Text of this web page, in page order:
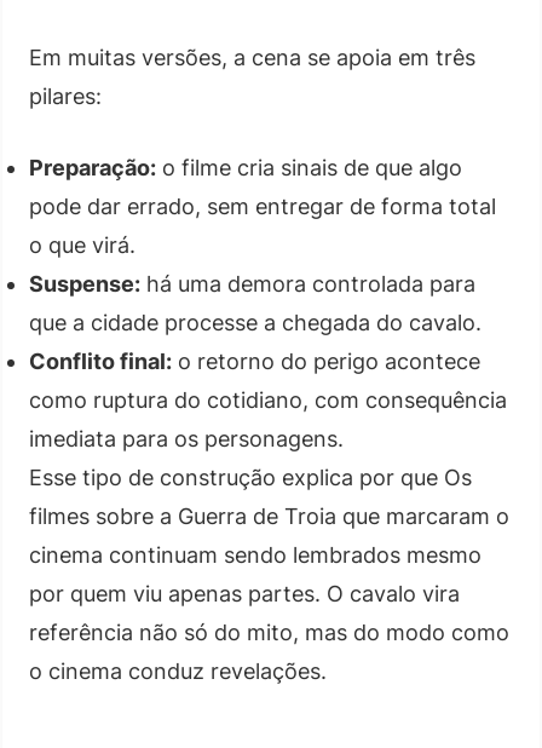
Em muitas versões, a cena se apoia em três
pilares:
Preparação: o filme cria sinais de que algo
pode dar errado, sem entregar de forma total
o que virá.
Suspense: há uma demora controlada para
que a cidade processe a chegada do cavalo.
Conflito final: o retorno do perigo acontece
como ruptura do cotidiano, com consequência
imediata para os personagens.
Esse tipo de construção explica por que Os
filmes sobre a Guerra de Troia que marcaram o
cinema continuam sendo lembrados mesmo
por quem viu apenas partes. O cavalo vira
referência não só do mito, mas do modo como
o cinema conduz revelações.